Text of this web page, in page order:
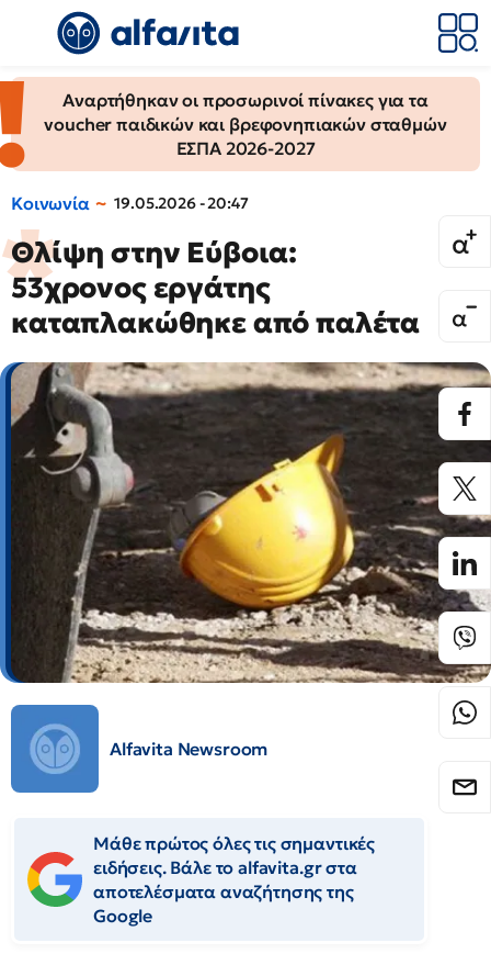
Αναρτήθηκαν οι προσωρινοί πίνακες για τα
voucher παιδικών και βρεφονηπιακών σταθμών
ΕΣΠΑ 2026-2027
Κοινωνία 19.05.2026 - 20:47
Θλίψη στην Εύβοια:
53χρονος εργάτης
καταπλακώθηκε από παλέτα
Alfavita Newsroom
Μάθε πρώτος όλες τις σημαντικές
ειδήσεις. Βάλε το alfavita.gr στα
αποτελέσματα αναζήτησης της
Google